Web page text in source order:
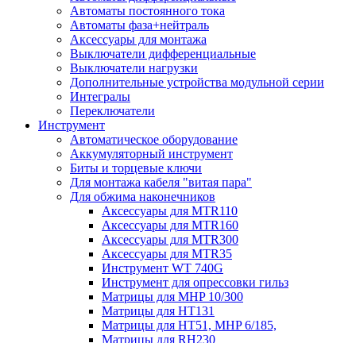
Автоматы постоянного тока
Автоматы фаза+нейтраль
Аксессуары для монтажа
Выключатели дифференциальные
Выключатели нагрузки
Дополнительные устройства модульной серии
Интегралы
Переключатели
Инструмент
Автоматическое оборудование
Аккумуляторный инструмент
Биты и торцевые ключи
Для монтажа кабеля "витая пара"
Для обжима наконечников
Аксессуары для MTR110
Аксессуары для MTR160
Аксессуары для MTR300
Аксессуары для MTR35
Инструмент WT 740G
Инструмент для опрессовки гильз
Матрицы для MHP 10/300
Матрицы для НТ131
Матрицы для НТ51, MHP 6/185,
Матрицы для RH230